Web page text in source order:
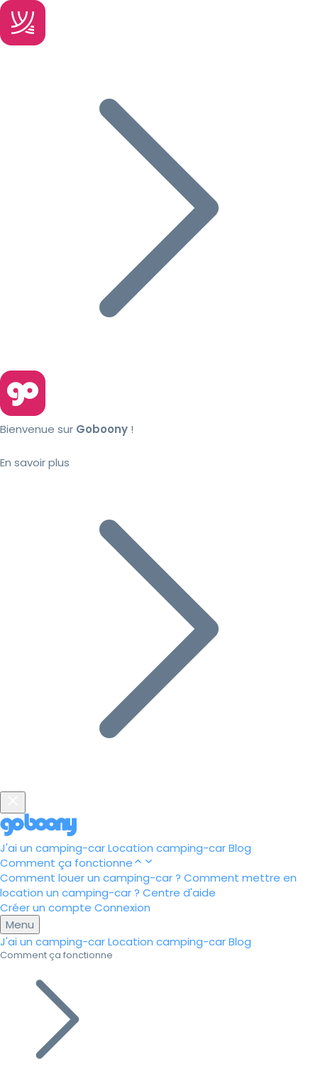
Bienvenue sur Goboony !
En savoir plus
J'ai un camping-carLocation camping-carBlog
Comment ça fonctionne
Comment louer un camping-car ? Comment mettre en
location un camping-car ? Centre d'aide
Créer un compte Connexion
Menu
J'ai un camping-carLocation camping-carBlog
Comment ça fonctionne